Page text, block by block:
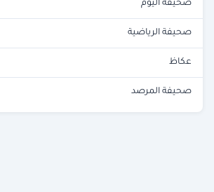
صحيفة اليوم
صحيفة الرياضية
عكاظ
صحيفة المرصد